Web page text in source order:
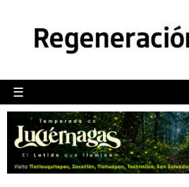
☰
POLÍTICA
CAMALEÓN
OPINIÓN
DEPORTES